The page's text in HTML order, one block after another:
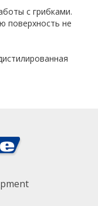
с грибками.
поверхность не